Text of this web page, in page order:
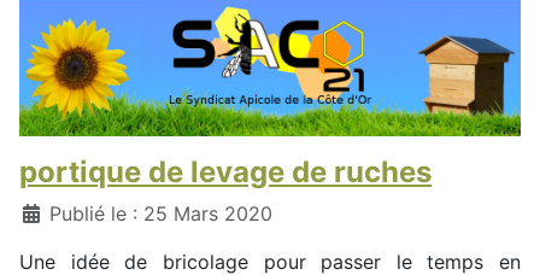
portique de levage de ruches
DétailsPublié le : 25 Mars 2020
Une idée de bricolage pour passer le temps en